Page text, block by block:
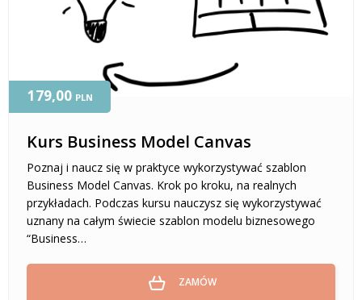
Kurs Business Model Canvas
Poznaj i naucz się w praktyce wykorzystywać szablon
Business Model Canvas. Krok po kroku, na realnych
przykładach. Podczas kursu nauczysz się wykorzystywać
uznany na całym świecie szablon modelu biznesowego
“Business…
179,00 PLN
ZAMÓW